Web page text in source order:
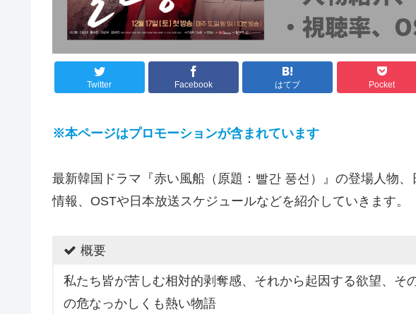
Twitter Facebook はてブ Pocket
※本ページはプロモーションが含まれています
最新韓国ドラマ『赤い風船（原題：빨간 풍선）』の登場人物
情報、OSTや日本放送スケジュールなどを紹介していきます。
概要
私たち皆が苦しむ相対的剥奪感、それから起因する欲望、そ
の危なっかしくも熱い物語